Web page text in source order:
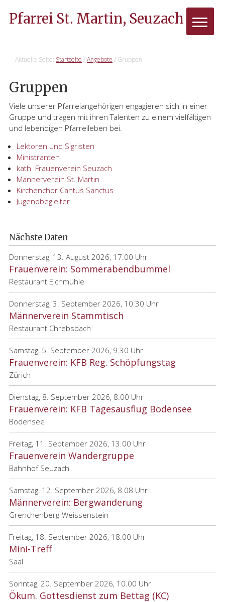
Pfarrei St. Martin, Seuzach
Aktuelle Seite: Startseite /Angebote / Gruppen
Gruppen
Viele unserer Pfarreiangehörigen engagieren sich in einer
Gruppe und tragen mit ihren Talenten zu einem vielfältigen
und lebendigen Pfarreileben bei.
Lektoren und Sigristen
Ministranten
kath. Frauenverein Seuzach
Männerverein St. Martin
Kirchenchor Cantus Sanctus
Jugendbegleiter
Nächste Daten
Donnerstag, 13. August 2026, 17.00 Uhr
Frauenverein: Sommerabendbummel
Restaurant Eichmühle
Donnerstag, 3. September 2026, 10.30 Uhr
Männerverein Stammtisch
Restaurant Chrebsbach
Samstag, 5. September 2026, 9.30 Uhr
Frauenverein: KFB Reg. Schöpfungstag
Zürich
Dienstag, 8. September 2026, 8.00 Uhr
Frauenverein: KFB Tagesausflug Bodensee
Bodensee
Freitag, 11. September 2026, 13.00 Uhr
Frauenverein Wandergruppe
Bahnhof Seuzach
Samstag, 12. September 2026, 8.08 Uhr
Männerverein: Bergwanderung
Grenchenberg-Weissenstein
Freitag, 18. September 2026, 18.00 Uhr
Mini-Treff
Saal
Sonntag, 20. September 2026, 10.00 Uhr
Ökum. Gottesdienst zum Bettag (KC)